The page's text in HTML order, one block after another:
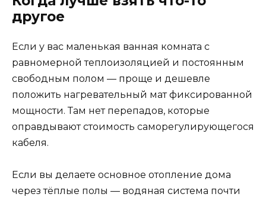
другое
Если у вас маленькая ванная комната с
равномерной теплоизоляцией и постоянным
свободным полом — проще и дешевле
положить нагревательный мат фиксированной
мощности. Там нет перепадов, которые
оправдывают стоимость саморегулирующегося
кабеля.
Если вы делаете основное отопление дома
через тёплые полы — водяная система почти